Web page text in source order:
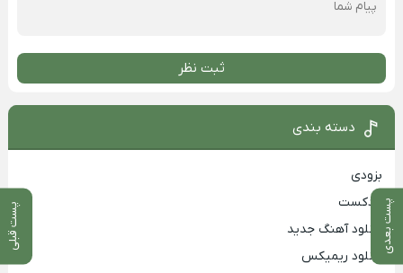
پست بعدی پست قبلی
ثبت نظر
دسته بندی
بزودی
پادکست
دانلود آهنگ جدید
دانلود ریمیکس